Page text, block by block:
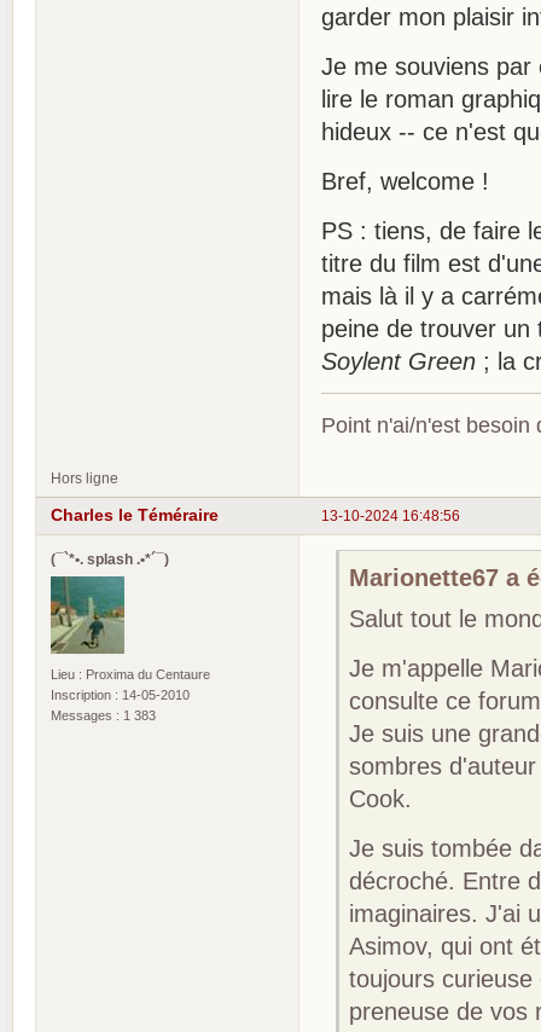
garder mon plaisir
Je me souviens
lire le roman
hideux -- ce n'est
Bref, welcome !
PS : tiens, de faire
titre du film est
mais là il y a
peine de trouver un
Soylent Green ; la
Point n'ai/n'est besoin
Hors ligne
13-10-2024 16:48:56
Charles le Téméraire
(¯`*•. splash .•*´¯)
Lieu : Proxima du Centaure
Inscription : 14-05-2010
Messages : 1 383
Marionette67 a
Salut tout le
Je m'appelle
consulte ce
Je suis une
sombres
Cook.
Je suis tombée
décroché. Entre
imaginaires. J'ai
Asimov, qui ont
toujours
preneuse de vos